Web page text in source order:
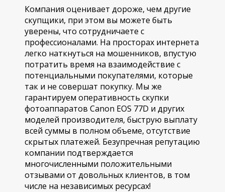
Компания оценивает дороже, чем другие
скупщики, при этом вы можете быть
уверены, что сотрудничаете с
профессионалами. На просторах интернета
легко наткнуться на мошенников, впустую
потратить время на взаимодействие с
потенциальными покупателями, которые
так и не совершат покупку. Мы же
гарантируем оперативность скупки
фотоаппаратов Canon EOS 77D и других
моделей производителя, быструю выплату
всей суммы в полном объеме, отсутствие
скрытых платежей. Безупречная репутацию
компании подтверждается
многочисленными положительными
отзывами от довольных клиентов, в том
числе на независимых ресурсах!